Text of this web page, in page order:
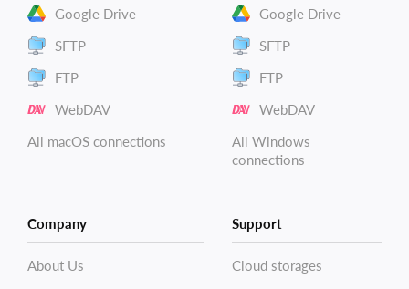
Google Drive
SFTP
FTP
WebDAV
All macOS connections
Google Drive
SFTP
FTP
WebDAV
All Windows
connections
Company
About Us
Support
Cloud storages